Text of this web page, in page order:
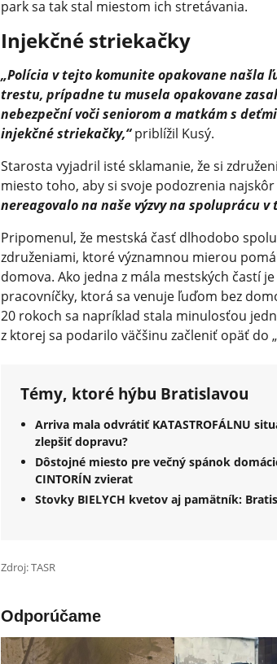
park sa tak stal miestom ich stretávania.
Injekčné striekačky
„Polícia v tejto komunite opakovane našla
trestu, prípadne tu musela opakovane
nebezpeční voči seniorom a matkám s
injekčné striekačky,“priblížil Kusý.
Starosta vyjadril isté sklamanie, že si
miesto toho, aby si svoje podozrenia
nereagovalo na naše výzvy na spoluprácu
Pripomenul, že mestská časť dlhodobo
združeniami, ktoré významnou mierou
domova. Ako jedna z mála mestských častí
pracovníčky, ktorá sa venuje ľuďom bez
20 rokoch sa napríklad stala minulosťou
z ktorej sa podarilo väčšinu začleniť opäť do
Témy, ktoré hýbu Bratislavou
Arriva mala odvrátiť KATASTROFÁLNU
zlepšiť dopravu?
Dôstojné miesto pre večný spánok
CINTORÍN zvierat
Stovky BIELYCH kvetov aj pamätník:
Zdroj: TASR
Odporúčame